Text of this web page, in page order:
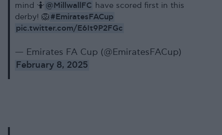
mind 🤷 @MillwallFC have scored first in this
derby! 🦁 #EmiratesFACup
pic.twitter.com/E6It9P2FGc
— Emirates FA Cup (@EmiratesFACup)
February 8, 2025